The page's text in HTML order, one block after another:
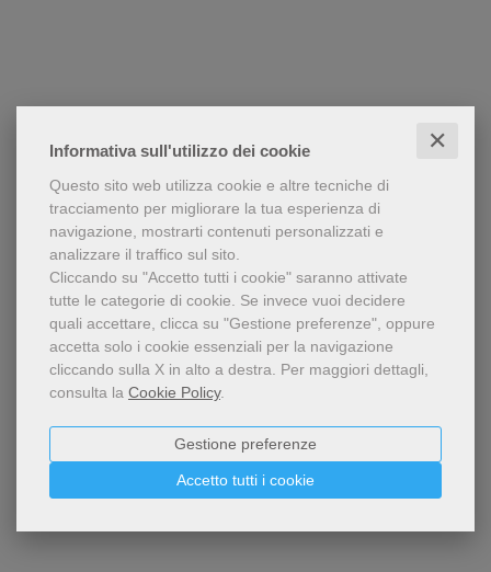
Informativa sull'utilizzo dei cookie ✕
Questo sito web utilizza cookie e altre tecniche di
tracciamento per migliorare la tua esperienza di
navigazione, mostrarti contenuti personalizzati e
analizzare il traffico sul sito.
Cliccando su "Accetto tutti i cookie" saranno attivate
tutte le categorie di cookie. Se invece vuoi decidere
quali accettare, clicca su "Gestione preferenze", oppure
accetta solo i cookie essenziali per la navigazione
cliccando sulla X in alto a destra. Per maggiori dettagli,
consulta la Cookie Policy.
Accetto tutti i cookie
Gestione preferenze